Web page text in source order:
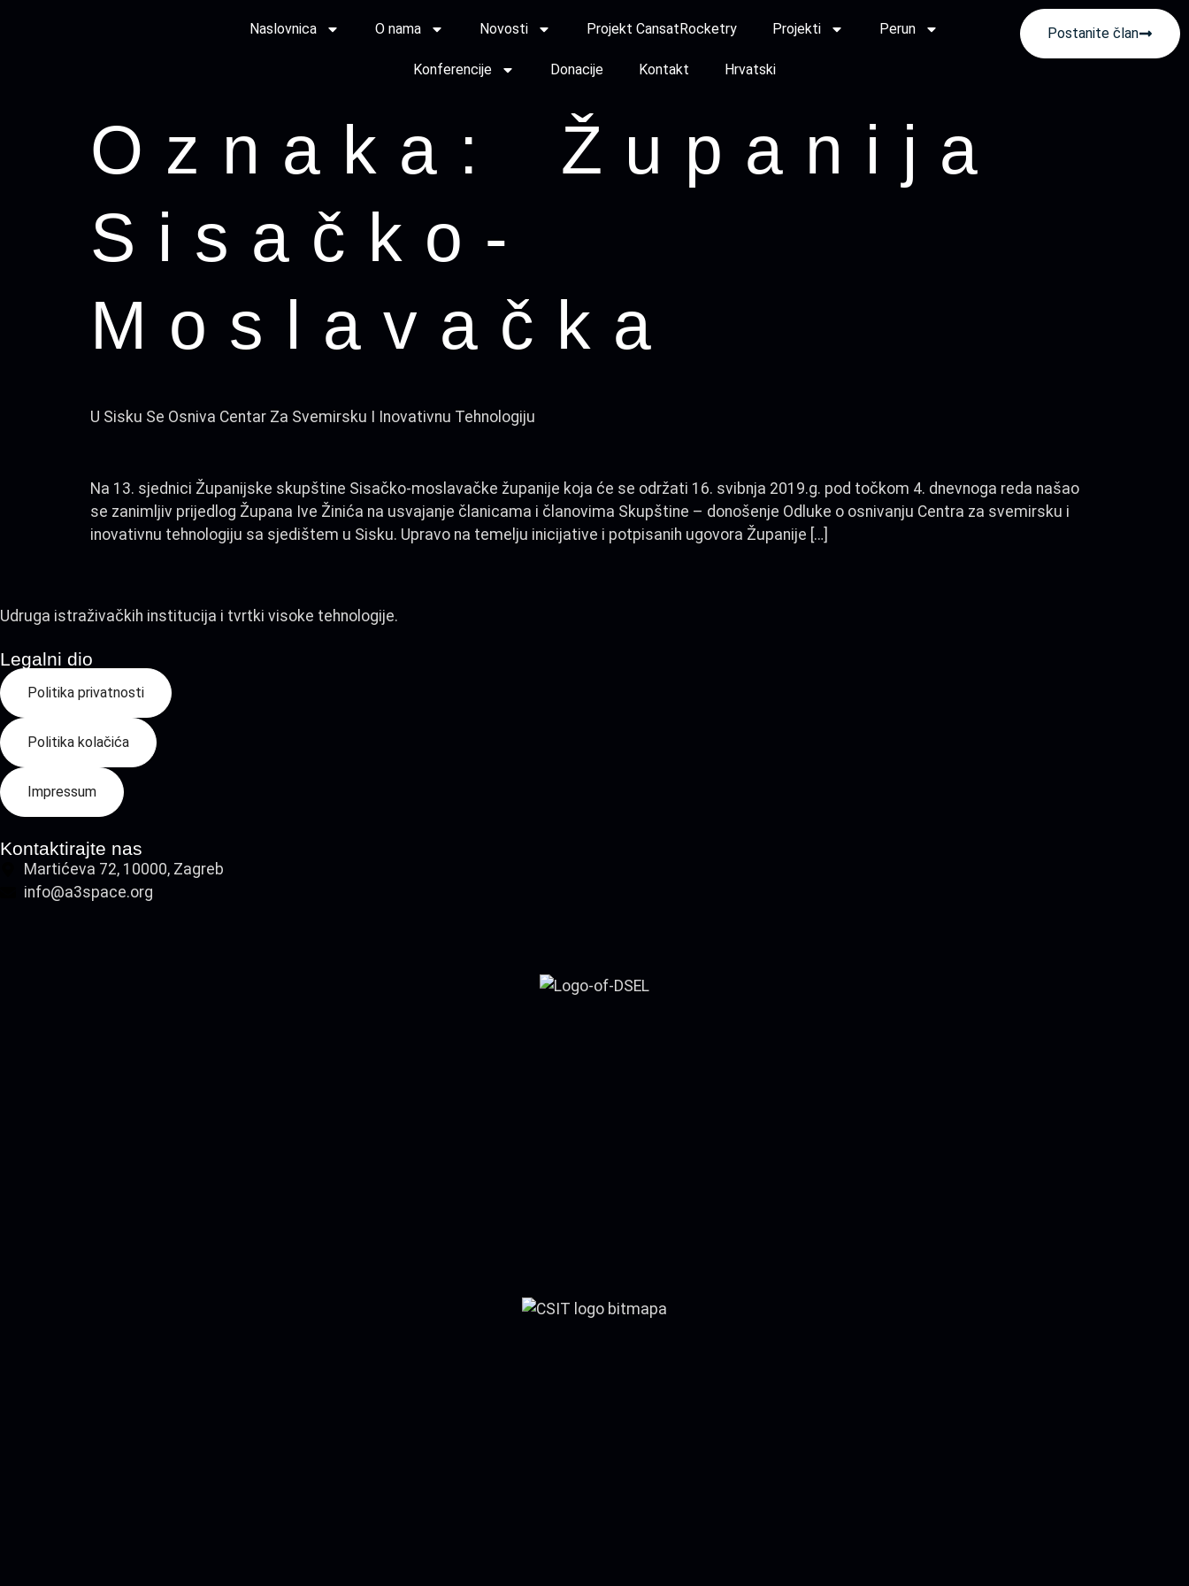
Naslovnica O nama Novosti Projekt CansatRocketry Projekti Perun
Konferencije Donacije Kontakt Hrvatski
Postanite član
Oznaka: Županija
Sisačko-
Moslavačka
U Sisku Se Osniva Centar Za Svemirsku I Inovativnu Tehnologiju
Na 13. sjednici Županijske skupštine Sisačko-moslavačke županije koja će se održati 16. svibnja 2019.g. pod točkom 4. dnevnoga reda našao
se zanimljiv prijedlog Župana Ive Žinića na usvajanje članicama i članovima Skupštine – donošenje Odluke o osnivanju Centra za svemirsku i
inovativnu tehnologiju sa sjedištem u Sisku. Upravo na temelju inicijative i potpisanih ugovora Županije […]
Udruga istraživačkih institucija i tvrtki visoke tehnologije.
Legalni dio
Politika privatnosti
Politika kolačića
Impressum
Kontaktirajte nas
Martićeva 72, 10000, Zagreb
info@a3space.org